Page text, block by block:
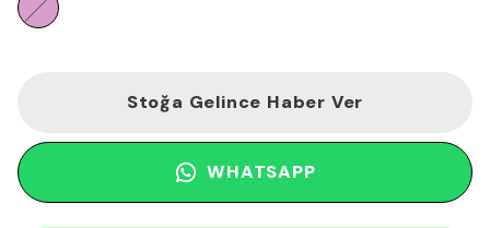
Stoğa Gelince Haber Ver
WHATSAPP